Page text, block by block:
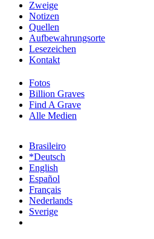
Fotos
Billion Graves
Find A Grave
Alle Medien
Zweige
Notizen
Quellen
Aufbewahrungsorte
Lesezeichen
Kontakt
Brasileiro
*Deutsch
English
Español
Français
Nederlands
Sverige